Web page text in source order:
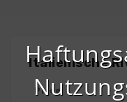
Italienische
Price